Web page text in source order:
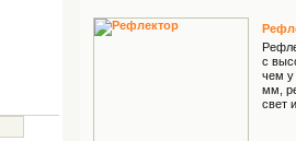
с
чем у
мм,
свет